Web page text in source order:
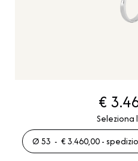
€
Seleziona
Ø 53 - € 3.460,00 -